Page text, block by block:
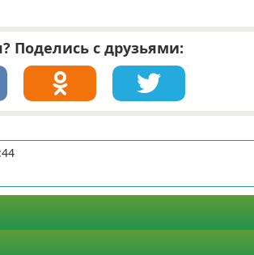
Поделись с друзьями: